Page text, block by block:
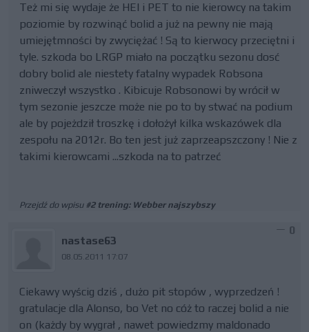
Też mi się wydaje że HEI i PET to nie kierowcy na takim
poziomie by rozwinąć bolid a już na pewny nie mają
umiejętmności by zwyciężać ! Są to kierwocy przeciętni i
tyle. szkoda bo LRGP miało na początku sezonu dosć
dobry bolid ale niestety fatalny wypadek Robsona
zniweczył wszystko . Kibicuje Robsonowi by wrócił w
tym sezonie jeszcze może nie po to by stwać na podium
ale by pojeżdził troszkę i dołożył kilka wskazówek dla
zespołu na 2012r. Bo ten jest już zaprzeapszczony ! Nie z
takimi kierowcami ...szkoda na to patrzeć
Przejdź do wpisu #2 trening: Webber najszybszy
nastase63
08.05.2011 17:07
0
Ciekawy wyścig dziś , dużo pit stopów , wyprzedzeń !
gratulacje dla Alonso, bo Vet no cóż to raczej bolid a nie
on (każdy by wygrał , nawet powiedzmy maldonado